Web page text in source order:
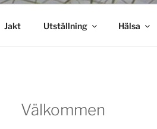
Jakt Utställning Hälsa
Välkommen